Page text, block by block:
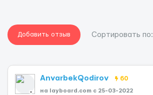
Добавить отзыв Cортировать по:
AnvarbekQodirov 60
на layboard.com c 25-03-2022